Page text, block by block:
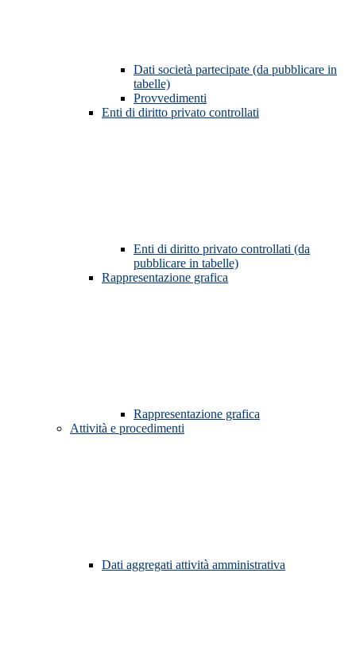
Dati società partecipate (da pubblicare in
tabelle)
Provvedimenti
Enti di diritto privato controllati
Enti di diritto privato controllati (da
pubblicare in tabelle)
Rappresentazione grafica
Rappresentazione grafica
Attività e procedimenti
Dati aggregati attività amministrativa